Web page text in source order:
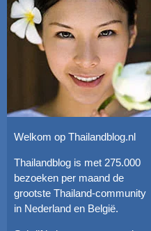
Welkom op Thailandblog.nl
Thailandblog is met 275.000
bezoeken per maand de
grootste Thailand-community
in Nederland en België.